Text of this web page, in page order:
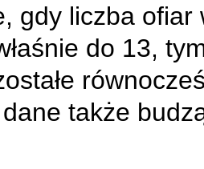
gdy liczba ofiar
do 13,
także